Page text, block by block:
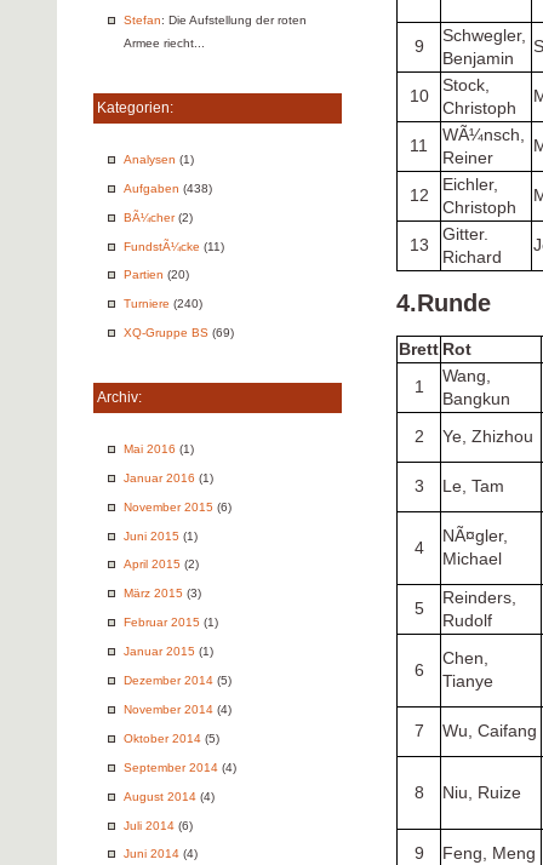
Stefan: Die Aufstellung der roten
Armee riecht...
Kategorien:
Analysen (1)
Aufgaben (438)
BÃ¼cher(2)
FundstÃ¼cke (11)
Partien (20)
Turniere (240)
XQ-Gruppe BS (69)
Archiv:
Mai 2016 (1)
Januar 2016 (1)
November 2015 (6)
Juni 2015 (1)
April 2015 (2)
März 2015 (3)
Februar 2015 (1)
Januar 2015 (1)
Dezember 2014 (5)
November 2014 (4)
Oktober 2014 (5)
September 2014 (4)
August 2014 (4)
Juli 2014 (6)
Juni 2014 (4)
9
Schwegler,
Benjamin
10
Stock,
Christoph
11
WÃ¼nsch,
Reiner
12
Eichler,
Christoph
13
Gitter.
Richard
4.Runde
Brett Rot
1
Wang,
Bangkun
2 Ye, Zhizhou
3 Le, Tam
4
NÃ¤gler,
Michael
5
Reinders,
Rudolf
6
Chen,
Tianye
7 Wu, Caifang
8 Niu, Ruize
9 Feng, Meng